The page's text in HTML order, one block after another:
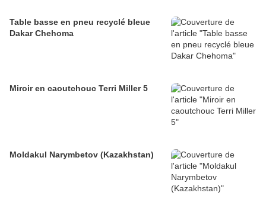
Table basse en pneu recyclé bleue
Dakar Chehoma
Miroir en caoutchouc Terri Miller 5
Moldakul Narymbetov (Kazakhstan)